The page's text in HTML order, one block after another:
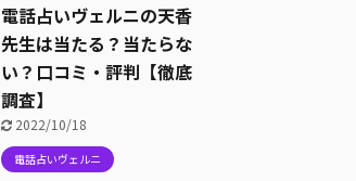
電話占いヴェルニの天香
先生は当たる？当たらな
い？口コミ・評判【徹底
調査】
2022/10/18
電話占いヴェルニ